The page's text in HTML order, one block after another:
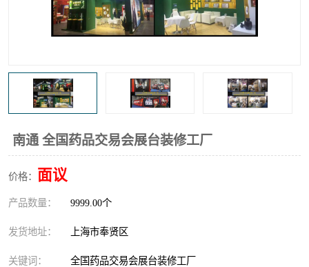
南通 全国药品交易会展台装修工厂
价格： 面议
产品数量： 9999.00个
发货地址： 上海市奉贤区
关键词： 全国药品交易会展台装修工厂